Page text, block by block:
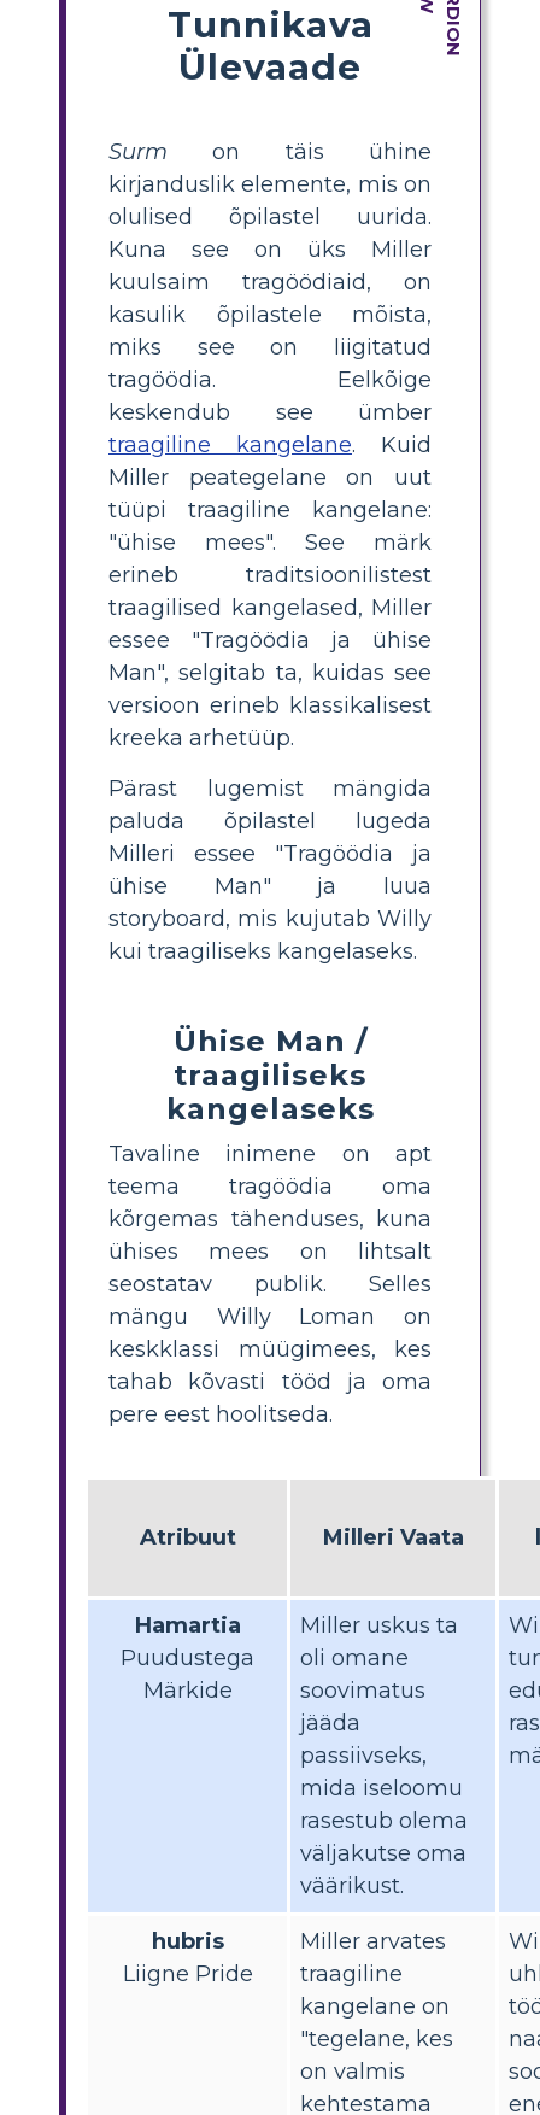
Tunnikava
Ülevaade
Surm on täis ühine
kirjanduslik elemente, mis on
olulised õpilastel uurida.
Kuna see on üks Miller
kuulsaim tragöödiaid, on
kasulik õpilastele mõista,
miks see on liigitatud
tragöödia. Eelkõige
keskendub see ümber
traagiline kangelane. Kuid
Miller peategelane on uut
tüüpi traagiline kangelane:
"ühise mees". See märk
erineb traditsioonilistest
traagilised kangelased, Miller
essee "Tragöödia ja ühise
Man", selgitab ta, kuidas see
versioon erineb klassikalisest
kreeka arhetüüp.
Pärast lugemist mängida
paluda õpilastel lugeda
Milleri essee "Tragöödia ja
ühise Man" ja luua
storyboard, mis kujutab Willy
kui traagiliseks kangelaseks.
Ühise Man /
traagiliseks
kangelaseks
Tavaline inimene on apt
teema tragöödia oma
kõrgemas tähenduses, kuna
ühises mees on lihtsalt
seostatav publik. Selles
mängu Willy Loman on
keskklassi müügimees, kes
tahab kõvasti tööd ja oma
pere eest hoolitseda.
Atribuut Milleri Vaata
Hamartia
Puudustega
Märkide
Miller uskus ta
oli omane
soovimatus
jääda
passiivseks,
mida iseloomu
rasestub olema
väljakutse oma
väärikust.
hubris
Liigne Pride
Miller arvates
traagiline
kangelane on
"tegelane, kes
on valmis
kehtestama